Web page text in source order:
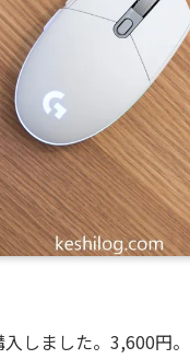
しました。3,600円。